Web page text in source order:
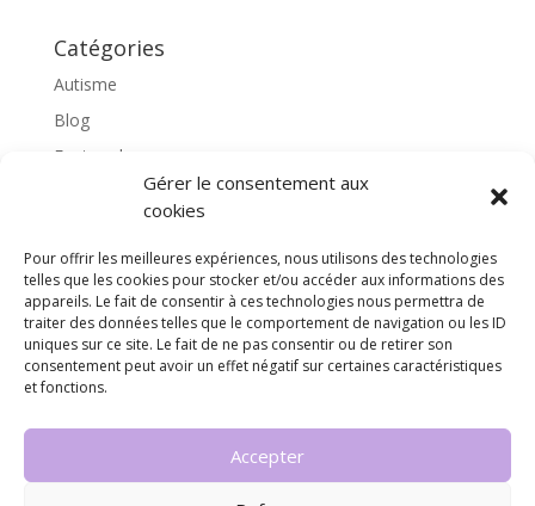
Gérer le consentement aux
cookies
Pour offrir les meilleures expériences, nous utilisons des technologies
telles que les cookies pour stocker et/ou accéder aux informations des
appareils. Le fait de consentir à ces technologies nous permettra de
traiter des données telles que le comportement de navigation ou les ID
uniques sur ce site. Le fait de ne pas consentir ou de retirer son
consentement peut avoir un effet négatif sur certaines caractéristiques
et fonctions.
Accepter
Catégories
Autisme
Blog
Featured
l'apprentissage scolaire
Non classé
partenaires
Poterie
rassemblons nos expériences